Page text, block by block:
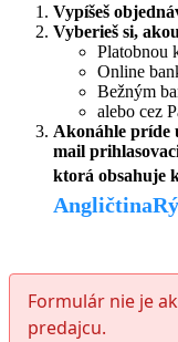
Vypíšeš
Vyberieš si,
Platobnou
Online
Bežným
alebo cez
Akonáhle príde
mail
ktorá obsahuje
Formulár nie je
predajcu.